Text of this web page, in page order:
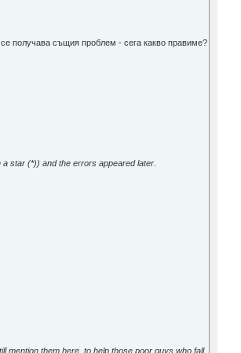
получава същия проблем - сега какво правиме?
star (*)) and the errors appeared later.
mention them here, to help those poor guys who fall